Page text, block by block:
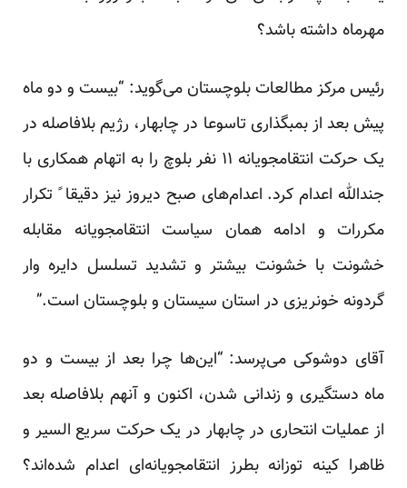
مهرماه داشته باشد؟
رئیس مرکز مطالعات بلوچستان می‌گوید: “بیست و دو ماه
پیش بعد از بمبگذاری تاسوعا در چابهار، رژیم بلافاصله در
یک حرکت انتقامجویانه ۱۱ نفر بلوچ را به اتهام همکاری با
جندالله اعدام کرد. اعدام‌های صبح دیروز نیز دقیقا ً تکرار
مکررات‌‌ و ادامه همان سیاست انتقامجویانه مقابله
خشونت با خشونت بیشتر و تشدید تسلسل دایره وار
گردونه خونریزی در استان سیستان و بلوچستان است.”
آقای دوشوکی می‌پرسد: “این‌ها چرا بعد از بیست و دو
ماه دستگیری و زندانی شدن، اکنون و آنهم بلافاصله بعد
از عملیات انتحاری در چابهار در یک حرکت سریع السیر و
ظاهرا کینه توزانه بطرز انتقامجویانه‌ای اعدام شده‌اند؟